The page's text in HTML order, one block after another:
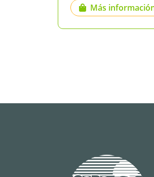
Más información